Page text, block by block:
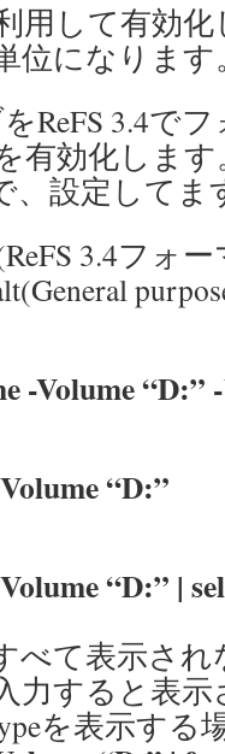
用して有効
位になります
ReFS 3.4で
有効化します
、設定してま
3.4フォ
-Volume “D:”
“D:”
“D:” |
べて表示さ
力すると表
を表示する